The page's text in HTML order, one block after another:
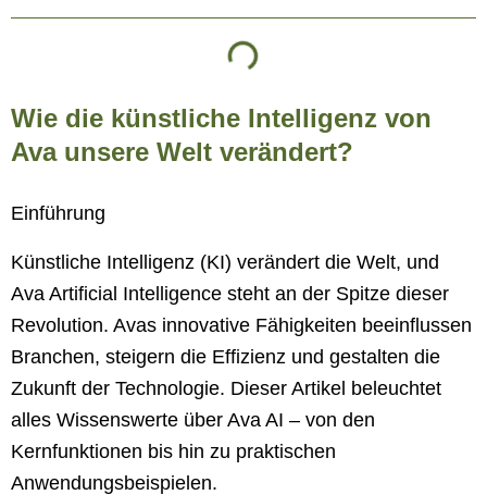
Wie die künstliche Intelligenz von
Ava unsere Welt verändert?
Einführung
Künstliche Intelligenz (KI) verändert die Welt, und
Ava Artificial Intelligence steht an der Spitze dieser
Revolution. Avas innovative Fähigkeiten beeinflussen
Branchen, steigern die Effizienz und gestalten die
Zukunft der Technologie. Dieser Artikel beleuchtet
alles Wissenswerte über Ava AI – von den
Kernfunktionen bis hin zu praktischen
Anwendungsbeispielen.